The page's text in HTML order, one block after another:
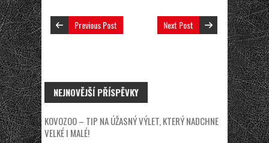
Previous Post Next Post
NEJNOVĚJŠÍ PŘÍSPĚVKY
KOVOZOO – TIP NA ÚŽASNÝ VÝLET, KTERÝ NADCHNE
VELKÉ I MALÉ!